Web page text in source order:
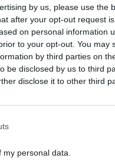
by us, please use the
after your opt-out request
on personal information
to your opt-out. You may
by third parties on
be disclosed by us to third
disclose it to other third
personal data.
Medaus ir
padažas –
tobulas:
užsirašykite šį
receptą